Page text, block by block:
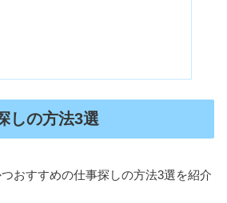
しの方法3選
おすすめの仕事探しの方法3選を紹介